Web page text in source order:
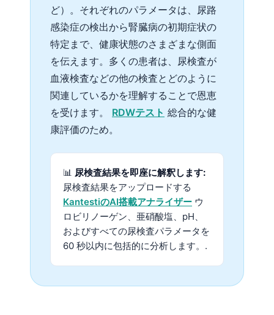
ど）。それぞれのパラメータは、尿路
感染症の検出から腎臓病の初期症状の
特定まで、健康状態のさまざまな側面
を伝えます。多くの患者は、尿検査が
血液検査などの他の検査とどのように
関連しているかを理解することで恩恵
を受けます。 RDWテスト 総合的な健
康評価のため。
📊 尿検査結果を即座に解釈します:
尿検査結果をアップロードする
KantestiのAI搭載アナライザー ウ
ロビリノーゲン、亜硝酸塩、pH、
およびすべての尿検査パラメータを
60 秒以内に包括的に分析します。.